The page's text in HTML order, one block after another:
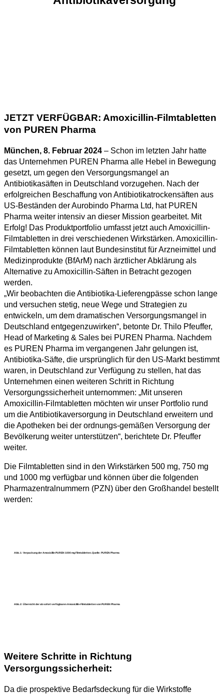
JETZT VERFÜGBAR: Amoxicillin-Filmtabletten
von PUREN Pharma
München, 8. Februar 2024 – Schon im letzten Jahr hatte
das Unternehmen PUREN Pharma alle Hebel in Bewegung
gesetzt, um gegen den Versorgungsmangel an
Antibiotikasäften in Deutschland vorzugehen. Nach der
erfolgreichen Beschaffung von Antibiotikatrockensäften aus
US-Beständen der Aurobindo Pharma Ltd, hat PUREN
Pharma weiter intensiv an dieser Mission gearbeitet. Mit
Erfolg! Das Produktportfolio umfasst jetzt auch Amoxicillin-
Filmtabletten in drei verschiedenen Wirkstärken. Amoxicillin-
Filmtabletten können laut Bundesinstitut für Arzneimittel und
Medizinprodukte (BfArM) nach ärztlicher Abklärung als
Alternative zu Amoxicillin-Säften in Betracht gezogen
werden.
„Wir beobachten die Antibiotika-Lieferengpässe schon lange
und versuchen stetig, neue Wege und Strategien zu
entwickeln, um dem dramatischen Versorgungsmangel in
Deutschland entgegenzuwirken“, betonte Dr. Thilo Pfeuffer,
Head of Marketing & Sales bei PUREN Pharma. Nachdem
es PUREN Pharma im vergangenen Jahr gelungen ist,
Antibiotika-Säfte, die ursprünglich für den US-Markt bestimmt
waren, in Deutschland zur Verfügung zu stellen, hat das
Unternehmen einen weiteren Schritt in Richtung
Versorgungssicherheit unternommen: „Mit unseren
Amoxicillin-Filmtabletten möchten wir unser Portfolio rund
um die Antibiotikaversorgung in Deutschland erweitern und
die Apotheken bei der ordnungs-gemäßen Versorgung der
Bevölkerung weiter unterstützen“, berichtete Dr. Pfeuffer
weiter.
Die Filmtabletten sind in den Wirkstärken 500 mg, 750 mg
und 1000 mg verfügbar und können über die folgenden
Pharmazentralnummern (PZN) über den Großhandel bestellt
werden:
Abb. 1: Verpackung der Amoxicillin PUREN 1000 mg Filmtabletten. Quelle: PUREN Pharma
Abb. 2: Übersicht der ab sofort verfügbaren Amoxicillin-Filmtabletten von PUREN Pharma
Weitere Schritte in Richtung
Versorgungssicherheit:
Da die prospektive Bedarfsdeckung für die Wirkstoffe